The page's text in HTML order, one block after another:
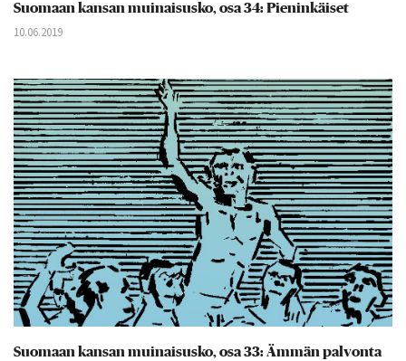
Suomaan kansan muinaisusko, osa 34: Pieninkäiset
10.06.2019
Suomaan kansan muinaisusko, osa 33: Ämmän palvonta